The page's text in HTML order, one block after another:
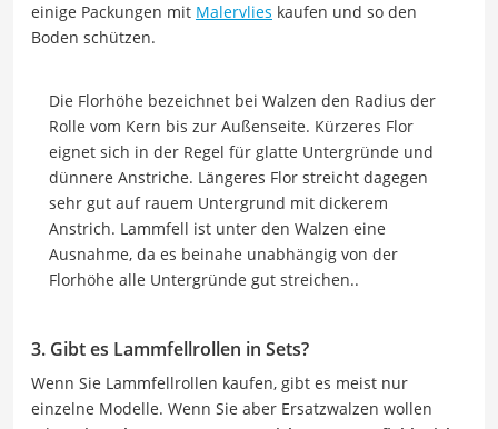
einige Packungen mit Malervlies kaufen und so den
Boden schützen.
Die Florhöhe bezeichnet bei Walzen den Radius der
Rolle vom Kern bis zur Außenseite. Kürzeres Flor
eignet sich in der Regel für glatte Untergründe und
dünnere Anstriche. Längeres Flor streicht dagegen
sehr gut auf rauem Untergrund mit dickerem
Anstrich. Lammfell ist unter den Walzen eine
Ausnahme, da es beinahe unabhängig von der
Florhöhe alle Untergründe gut streichen..
3. Gibt es Lammfellrollen in Sets?
Wenn Sie Lammfellrollen kaufen, gibt es meist nur
einzelne Modelle. Wenn Sie aber Ersatzwalzen wollen